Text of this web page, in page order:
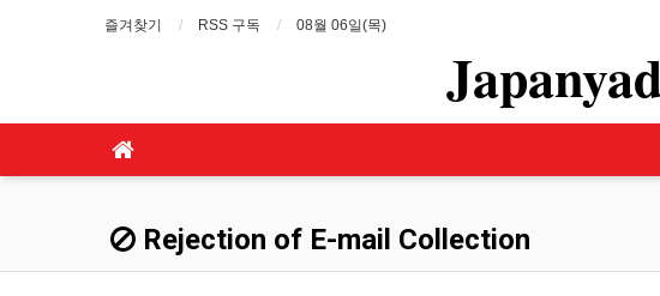
즐겨찾기 RSS 구독 08월 06일(목)
Rejection of E-mail Collection